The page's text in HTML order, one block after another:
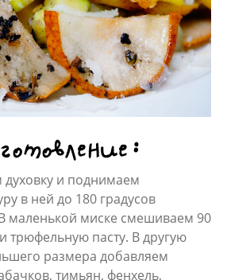
и поднимаем
в ней до 180 градусов
маленькой миске смешиваем 90
трюфельную пасту. В другую
размера добавляем
тимьян, фенхель,